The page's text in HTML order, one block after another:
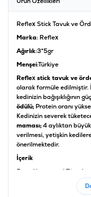
Reflex Stick Tavuk ve
Marka: Reflex
Ağırlık:3*5gr
Menşei:Türkiye
Reflex stick tavuk ve
olarak formüle
kedinizin bağışıklığının
ödülü; Protein oranı
Kedinizin severek
maması;4 aylıktan
verilmesi, yetişkin
önerilmektedir.
İçerik
Et ve Hayvansal Türevler